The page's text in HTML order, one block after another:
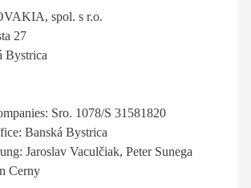
spol. s r.o.
27
Bystrica
Sro. 1078/S 31581820
Banská Bystrica
Jaroslav Vaculčiak, Peter Sunega
Cerny